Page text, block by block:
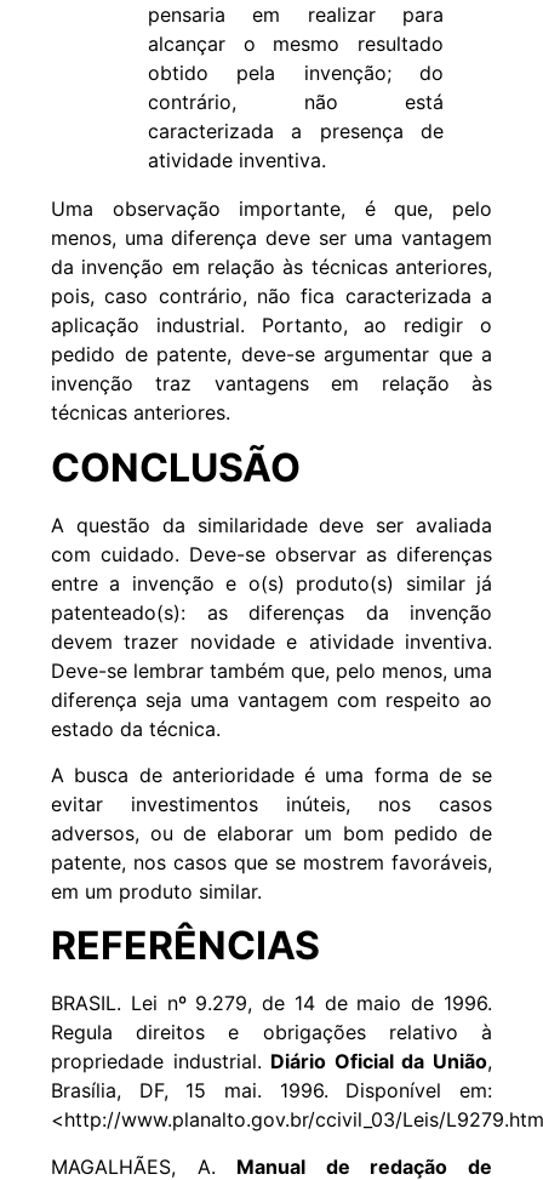
pensaria em realizar para
alcançar o mesmo resultado
obtido pela invenção; do
contrário, não está
caracterizada a presença de
atividade inventiva.
Uma observação importante, é que, pelo
menos, uma diferença deve ser uma vantagem
da invenção em relação às técnicas anteriores,
pois, caso contrário, não fica caracterizada a
aplicação industrial. Portanto, ao redigir o
pedido de patente, deve-se argumentar que a
invenção traz vantagens em relação às
técnicas anteriores.
CONCLUSÃO
A questão da similaridade deve ser avaliada
com cuidado. Deve-se observar as diferenças
entre a invenção e o(s) produto(s) similar já
patenteado(s): as diferenças da invenção
devem trazer novidade e atividade inventiva.
Deve-se lembrar também que, pelo menos, uma
diferença seja uma vantagem com respeito ao
estado da técnica.
A busca de anterioridade é uma forma de se
evitar investimentos inúteis, nos casos
adversos, ou de elaborar um bom pedido de
patente, nos casos que se mostrem favoráveis,
em um produto similar.
REFERÊNCIAS
BRASIL. Lei nº 9.279, de 14 de maio de 1996.
Regula direitos e obrigações relativo à
propriedade industrial. Diário Oficial da União,
Brasília, DF, 15 mai. 1996. Disponível em:
<http://www.planalto.gov.br/ccivil_03/Leis/
MAGALHÃES, A. Manual de redação de